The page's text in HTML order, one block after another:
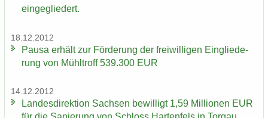
ein­ge­glie­dert.
18.12.2012
Pausa er­hält zur För­de­rung der frei­wil­li­gen Ein­glie­de­
rung von Mühl­troff 539.300 EUR
14.12.2012
Lan­des­di­rek­ti­on Sach­sen be­wil­ligt 1,59 Mil­lio­nen EUR